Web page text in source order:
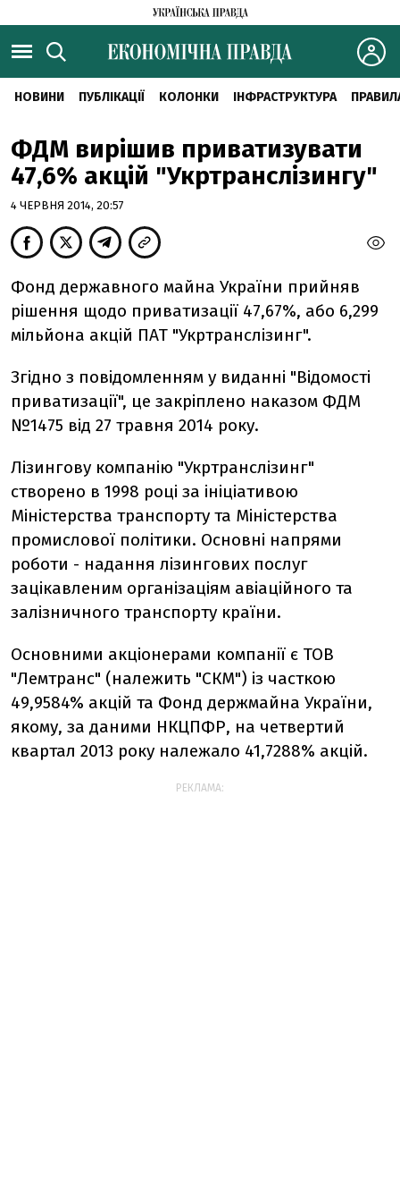
НОВИНИ ПУБЛІКАЦІЇ КОЛОНКИ ІНФРАСТРУКТУРА
ФДМ вирішив приватизувати
47,6% акцій "Укртранслізингу"
4 ЧЕРВНЯ 2014, 20:57
Фонд державного майна України прийняв
рішення щодо приватизації 47,67%, або 6,299
мільйона акцій ПАТ "Укртранслізинг".
Згідно з повідомленням у виданні "Відомості
приватизації", це закріплено наказом ФДМ
№1475 від 27 травня 2014 року.
Лізингову компанію "Укртранслізинг"
створено в 1998 році за ініціативою
Міністерства транспорту та Міністерства
промислової політики. Основні напрями
роботи - надання лізингових послуг
зацікавленим організаціям авіаційного та
залізничного транспорту країни.
Основними акціонерами компанії є ТОВ
"Лемтранс" (належить "СКМ") із часткою
49,9584% акцій та Фонд держмайна України,
якому, за даними НКЦПФР, на четвертий
квартал 2013 року належало 41,7288% акцій.
РЕКЛАМА: